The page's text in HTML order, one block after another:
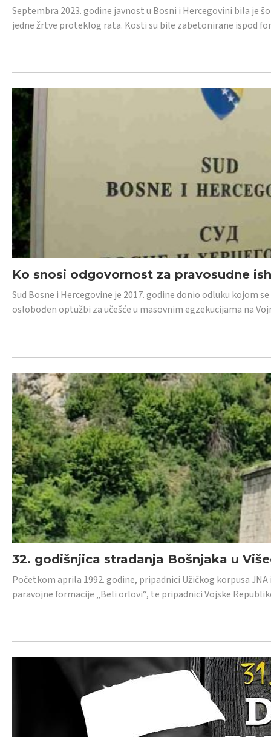
Septembra 2023. godine javnost u Bosni i Hercegovini bila je
jedne žrtve proteklog rata. Kosti su bile zabetonirane ispod
Ko snosi odgovornost za pravosudne
Sud Bosne i Hercegovine je 2017. godine donio odluku kojom
oslobođen optužbi za učešće u masovnim egzekucijama na
32. godišnjica stradanja Bošnjaka u
Početkom aprila 1992. godine, pripadnici Užičkog korpusa
paravojne formacije „Beli orlovi“, te pripadnici Vojske